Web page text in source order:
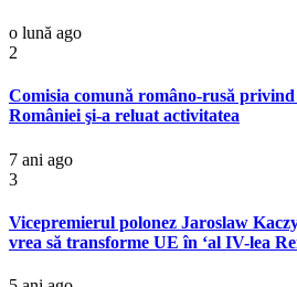
o lună ago
2
Comisia comună româno-rusă
României şi-a reluat activitatea
7 ani ago
3
Vicepremierul polonez Jaroslaw
vrea să transforme UE în ‘al IV-lea